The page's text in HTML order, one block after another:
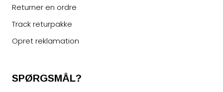
Returner en ordre
Track returpakke
Opret reklamation
SPØRGSMÅL?